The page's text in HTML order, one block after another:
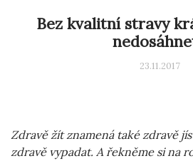
Bez kvalitní stravy
23.11.2017
Zdravě žít znamená také zdravě
zdravě vypadat. A řekněme si na